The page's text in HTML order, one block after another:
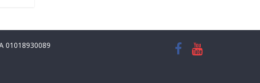
01018930089